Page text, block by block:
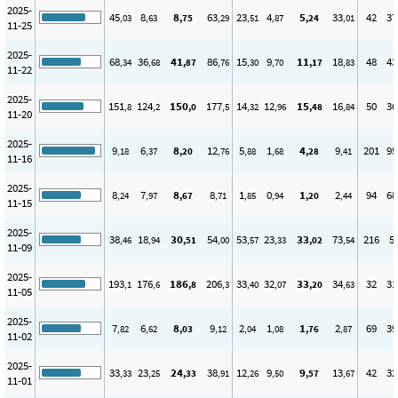
2025-
11-25
45,03 8,63 8,75 63,29 23,51 4,87 5,24 33,01 42 37
2025-
11-22
68,34 36,68 41,87 86,76 15,30 9,70 11,17 18,83 48 43
2025-
11-20
151,8 124,2 150,0 177,5 14,32 12,96 15,48 16,84 50 36
2025-
11-16
9,18 6,37 8,20 12,76 5,88 1,68 4,28 9,41 201 95
2025-
11-15
8,24 7,97 8,67 8,71 1,85 0,94 1,20 2,44 94 68
2025-
11-09
38,46 18,94 30,51 54,00 53,57 23,33 33,02 73,54 216 5
2025-
11-05
193,1 176,6 186,8 206,3 33,40 32,07 33,20 34,63 32 31
2025-
11-02
7,82 6,62 8,03 9,12 2,04 1,08 1,76 2,87 69 39
2025-
11-01
33,33 23,25 24,33 38,91 12,26 9,50 9,57 13,67 42 32